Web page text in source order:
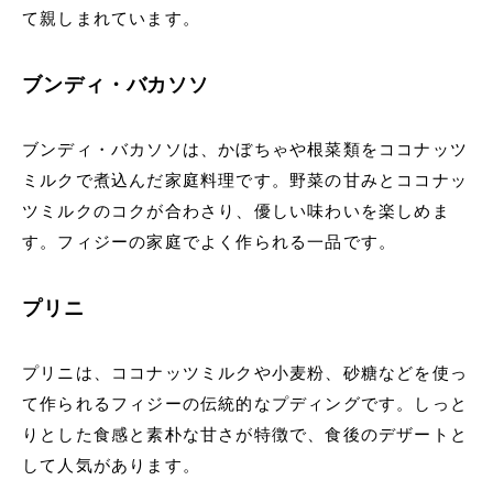
て親しまれています。
ブンディ・バカソソ
ブンディ・バカソソは、かぼちゃや根菜類をココナッツ
ミルクで煮込んだ家庭料理です。野菜の甘みとココナッ
ツミルクのコクが合わさり、優しい味わいを楽しめま
す。フィジーの家庭でよく作られる一品です。
プリニ
プリニは、ココナッツミルクや小麦粉、砂糖などを使っ
て作られるフィジーの伝統的なプディングです。しっと
りとした食感と素朴な甘さが特徴で、食後のデザートと
して人気があります。